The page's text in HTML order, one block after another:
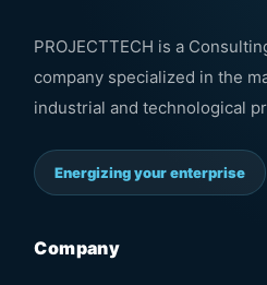
PROJECTTECH is a
company specialized in the
industrial and technological
Energizing your enterprise
Company